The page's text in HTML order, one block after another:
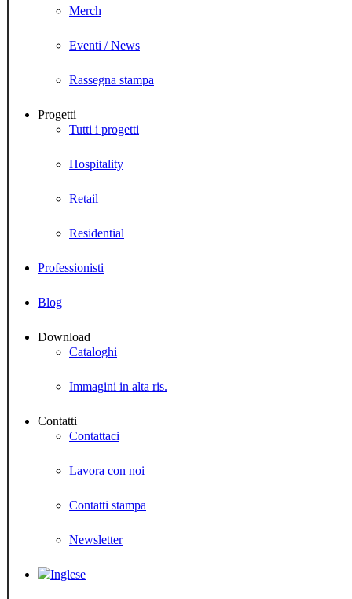
Merch
Eventi / News
Rassegna stampa
Progetti
Tutti i progetti
Hospitality
Retail
Residential
Professionisti
Blog
Download
Cataloghi
Immagini in alta ris.
Contatti
Contattaci
Lavora con noi
Contatti stampa
Newsletter